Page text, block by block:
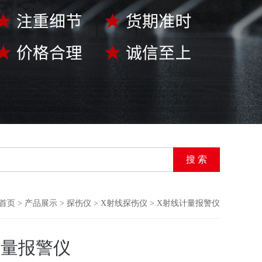
页 > 产品展示 > 探伤仪 > X射线探伤仪 > X射线计量报警仪
报警仪